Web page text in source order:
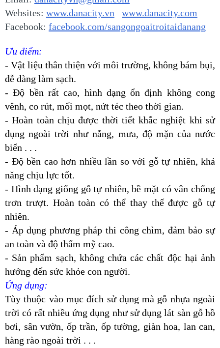
Websites: www.danacity.vn
www.danacity.com
Facebook: facebook.com/sangongoaitroitaidanang
Ưu điểm:
- Vật liệu thân thiện với môi trường, không bám bụi,
dễ dàng làm sạch.
- Độ bền rất cao, hình dạng ổn định không cong
vênh, co rút, mối mọt, nứt téc theo thời gian.
- Hoàn toàn chịu được thời tiết khắc nghiệt khi sử
dụng ngoài trời như nắng, mưa, độ mặn của nước
biển . . .
- Độ bền cao hơn nhiều lần so với gỗ tự nhiên, khả
năng chịu lực tốt.
- Hình dạng giống gỗ tự nhiên, bề mặt có vân chống
trơn trượt. Hoàn toàn có thể thay thế được gỗ tự
nhiên.
- Áp dụng phương pháp thi công chìm, đảm bảo sự
an toàn và độ thẩm mỹ cao.
- Sản phẩm sạch, không chứa các chất độc hại ảnh
hưởng đến sức khỏe con người.
Ứng dụng:
Tùy thuộc vào mục đích sử dụng mà gỗ nhựa ngoài
trời có rất nhiều ứng dụng như sử dụng lát sàn gỗ hồ
bơi, sân vườn, ốp trần, ốp tường, giàn hoa, lan can,
hàng rào ngoài trời . . .